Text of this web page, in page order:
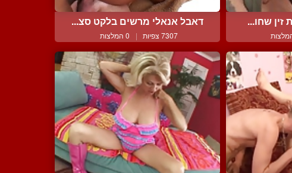
דאבל אנאלי מרשים בלקט סצ...
7307 צפיות | 0 המלצות